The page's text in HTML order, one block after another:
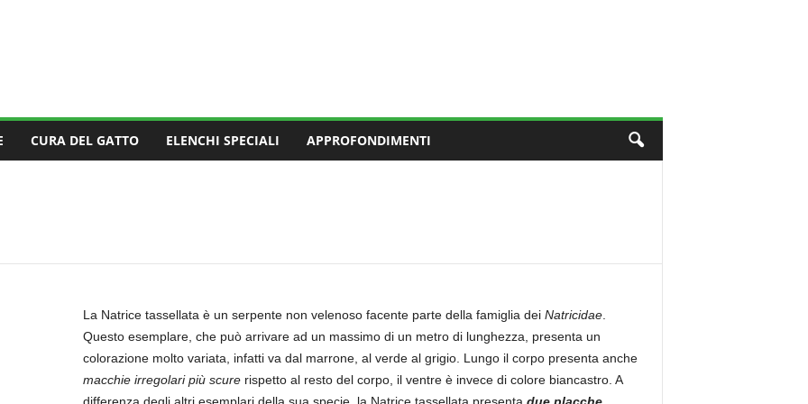
CURA DEL GATTO ELENCHI SPECIALI APPROFONDIMENTI
La Natrice tassellata è un serpente non velenoso facente parte della famiglia dei Natricidae.
Questo esemplare, che può arrivare ad un massimo di un metro di lunghezza, presenta un
colorazione molto variata, infatti va dal marrone, al verde al grigio. Lungo il corpo presenta anche
macchie irregolari più scurerispetto al resto del corpo, il ventre è invece di colore biancastro. A